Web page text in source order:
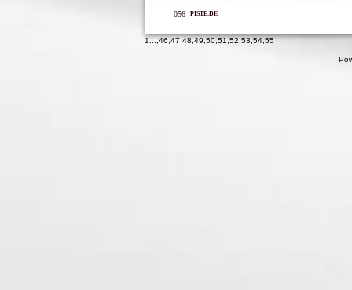
056 PISTE.DE
1...,46,47,48,49,50,51,52,53,54,55